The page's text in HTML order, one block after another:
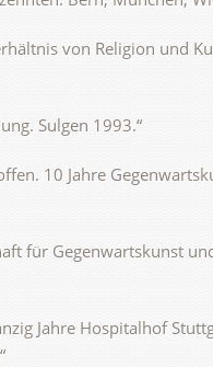
von Religion und
Sulgen 1993.“
10 Jahre
für Gegenwartskunst
Jahre Hospitalhof